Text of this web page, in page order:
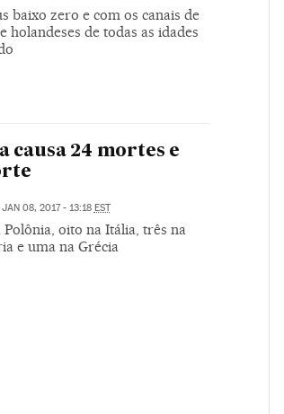
baixo zero e com os canais de
holandeses de todas as idades
causa 24 mortes e
JAN 08, 2017 - 13:18 EST
oito na Itália, três na
e uma na Grécia